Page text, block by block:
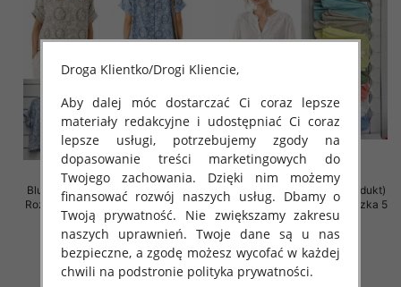
Bluzki damskie (Włoskie produkt)
Roz Standard, Mix Kolor Paczka 5
szt
46.00 zł
szczegóły
Bluzki damskie (Włoskie produkt)
Roz Standard, Mix Kolor Paczka 5
szt
46.00 zł
szczegóły
Droga Klientko/Drogi Kliencie,
Aby dalej móc dostarczać Ci coraz lepsze
materiały redakcyjne i udostępniać Ci coraz
lepsze usługi, potrzebujemy zgody na
dopasowanie treści marketingowych do
Twojego zachowania. Dzięki nim możemy
finansować rozwój naszych usług. Dbamy o
Twoją prywatność. Nie zwiększamy zakresu
naszych uprawnień. Twoje dane są u nas
bezpieczne, a zgodę możesz wycofać w każdej
chwili na podstronie polityka prywatności.